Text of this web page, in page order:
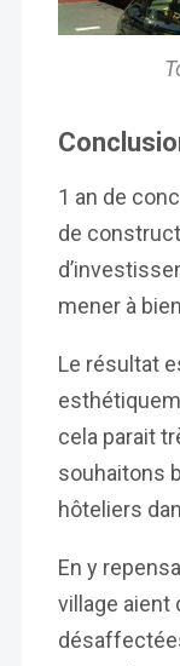
1 an de
de
mener à
Le résultat
cela parait
souhaitons
hôteliers
En y
village aient